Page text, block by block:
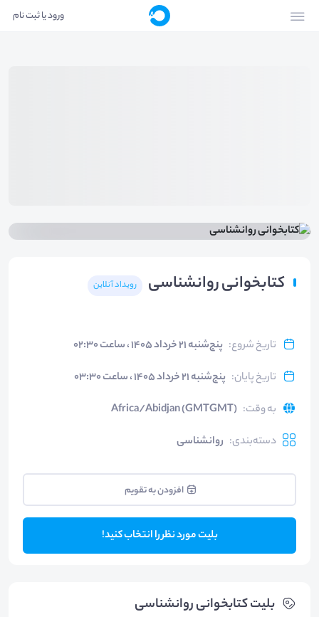
ورود یا ثبت نام
کتابخوانی روانشناسی رویداد آنلاین
تاریخ شروع: پنج‌شنبه ۲۱ خرداد ۱۴۰۵ ، ساعت ۰۲:۳۰
تاریخ پایان: پنج‌شنبه ۲۱ خرداد ۱۴۰۵ ، ساعت ۰۳:۳۰
به وقت:
Africa/Abidjan (GMTGMT)
دسته‌بندی: روانشناسی
افزودن به تقویم
بلیت مورد نظر را انتخاب کنید!
بلیت‌ کتابخوانی روانشناسی